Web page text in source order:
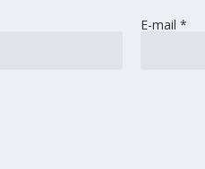
E-mail *